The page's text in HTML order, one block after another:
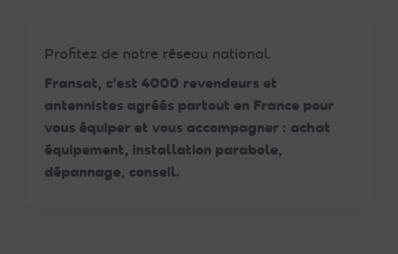
Profitez de notre réseau national.
Fransat, c'est 4000 revendeurs et
antennistes agréés partout en France pour
vous équiper et vous accompagner : achat
équipement, installation parabole,
dépannage, conseil.